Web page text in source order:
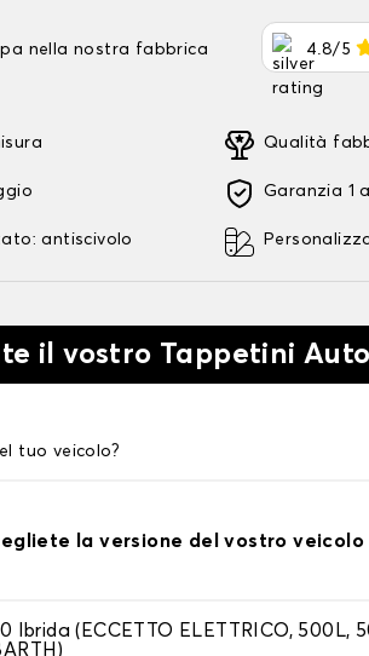
nella nostra fabbrica 4.8/5
antiscivolo
Qualità
Garanzia 1
il vostro Tappetini
tuo veicolo?
la versione del vostro veicolo
Ibrida (ECCETTO ELETTRICO, 500L,